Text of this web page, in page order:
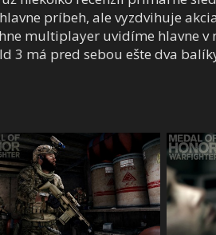
príbeh, ale vyzdvihuje
multiplayer uvidíme hlavne v
3 má pred sebou ešte dva